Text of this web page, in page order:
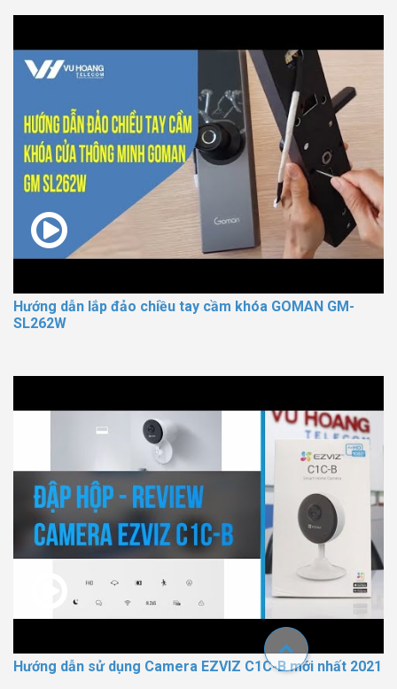
Hướng dẫn lắp đảo chiều tay cầm khóa GOMAN GM-
SL262W
Hướng dẫn sử dụng Camera EZVIZ C1C-B mới nhất 2021